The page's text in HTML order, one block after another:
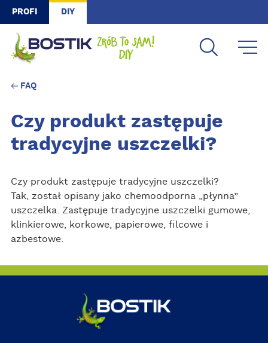
Skip to main content
PROFI DIY
FAQ
Czy produkt zastępuje
tradycyjne uszczelki?
Czy produkt zastępuje tradycyjne uszczelki?
Tak, został opisany jako chemoodporna „płynna”
uszczelka. Zastępuje tradycyjne uszczelki gumowe,
klinkierowe, korkowe, papierowe, filcowe i
azbestowe.